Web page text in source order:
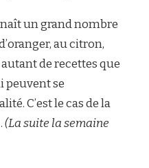
un grand nombre
au citron,
de recettes que
peuvent se
C’est le cas de la
(La suite la semaine